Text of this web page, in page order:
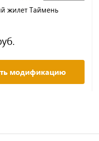
жилет Таймень
модификацию